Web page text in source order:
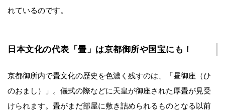
れているのです。
日本文化の代表「畳」は京都御所や国宝にも！
京都御所内で畳文化の歴史を色濃く残すのは、「昼御座（ひ
のおまし）」。儀式の際などに天皇が御座された厚畳が見受
けられます。畳がまだ部屋に敷き詰められるものとなる以前